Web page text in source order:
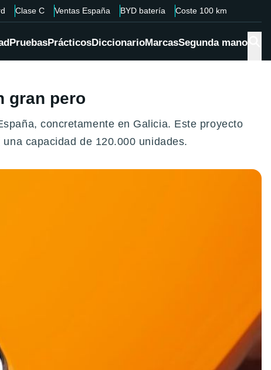
Clase C Ventas España BYD batería Coste 100 km
PruebasPrácticosDiccionarioMarcasSegunda mano
gran pero
concretamente en Galicia. Este proyecto
capacidad de 120.000 unidades.